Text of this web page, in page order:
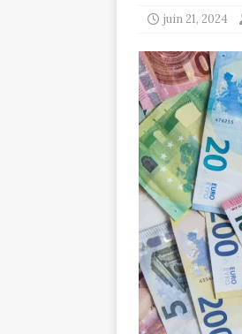
juin 21, 2024